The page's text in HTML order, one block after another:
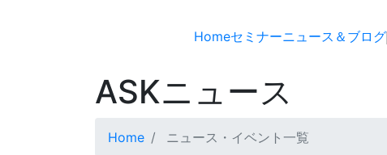
Homeセミナーニュース＆ブログ
ASKニュース
Home ニュース・イベント一覧